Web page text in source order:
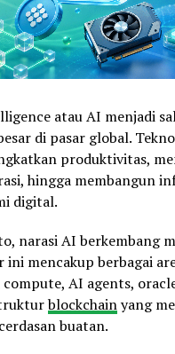
atau AI menjadi
di pasar global.
produktivitas,
hingga membangun
digital.
narasi AI berkembang
ini mencakup berbagai
AI agents,
blockchainyang
buatan.